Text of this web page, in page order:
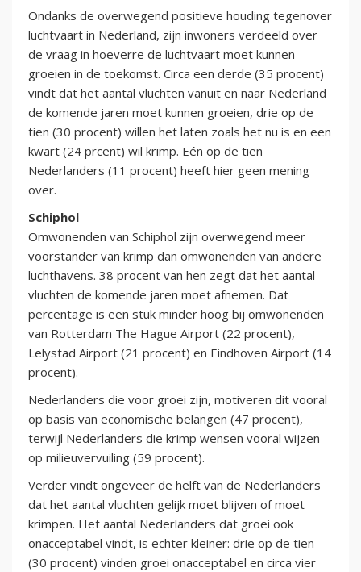
Ondanks de overwegend positieve houding tegenover
luchtvaart in Nederland, zijn inwoners verdeeld over
de vraag in hoeverre de luchtvaart moet kunnen
groeien in de toekomst. Circa een derde (35 procent)
vindt dat het aantal vluchten vanuit en naar Nederland
de komende jaren moet kunnen groeien, drie op de
tien (30 procent) willen het laten zoals het nu is en een
kwart (24 prcent) wil krimp. Eén op de tien
Nederlanders (11 procent) heeft hier geen mening
over.
Schiphol
Omwonenden van Schiphol zijn overwegend meer
voorstander van krimp dan omwonenden van andere
luchthavens. 38 procent van hen zegt dat het aantal
vluchten de komende jaren moet afnemen. Dat
percentage is een stuk minder hoog bij omwonenden
van Rotterdam The Hague Airport (22 procent),
Lelystad Airport (21 procent) en Eindhoven Airport (14
procent).
Nederlanders die voor groei zijn, motiveren dit vooral
op basis van economische belangen (47 procent),
terwijl Nederlanders die krimp wensen vooral wijzen
op milieuvervuiling (59 procent).
Verder vindt ongeveer de helft van de Nederlanders
dat het aantal vluchten gelijk moet blijven of moet
krimpen. Het aantal Nederlanders dat groei ook
onacceptabel vindt, is echter kleiner: drie op de tien
(30 procent) vinden groei onacceptabel en circa vier